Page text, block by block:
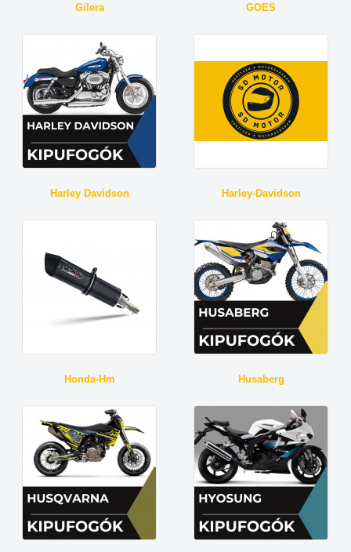
Gilera GOES
Harley Davidson Harley-Davidson
Honda-Hm Husaberg